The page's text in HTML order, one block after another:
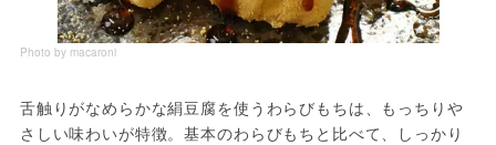
Photo by macaroni
舌触りがなめらかな絹豆腐を使うわらびもちは、もっちりや
さしい味わいが特徴。基本のわらびもちと比べて、しっかり